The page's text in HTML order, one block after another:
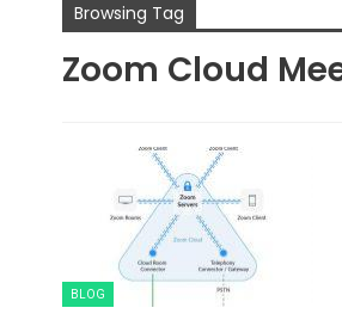
Browsing Tag
Zoom Cloud
BLOG